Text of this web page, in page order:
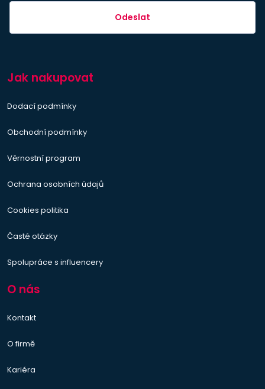
Odeslat
Jak nakupovat
Dodací podmínky
Obchodní podmínky
Věrnostní program
Ochrana osobních údajů
Cookies politika
Časté otázky
Spolupráce s influencery
O nás
Kontakt
O firmě
Kariéra